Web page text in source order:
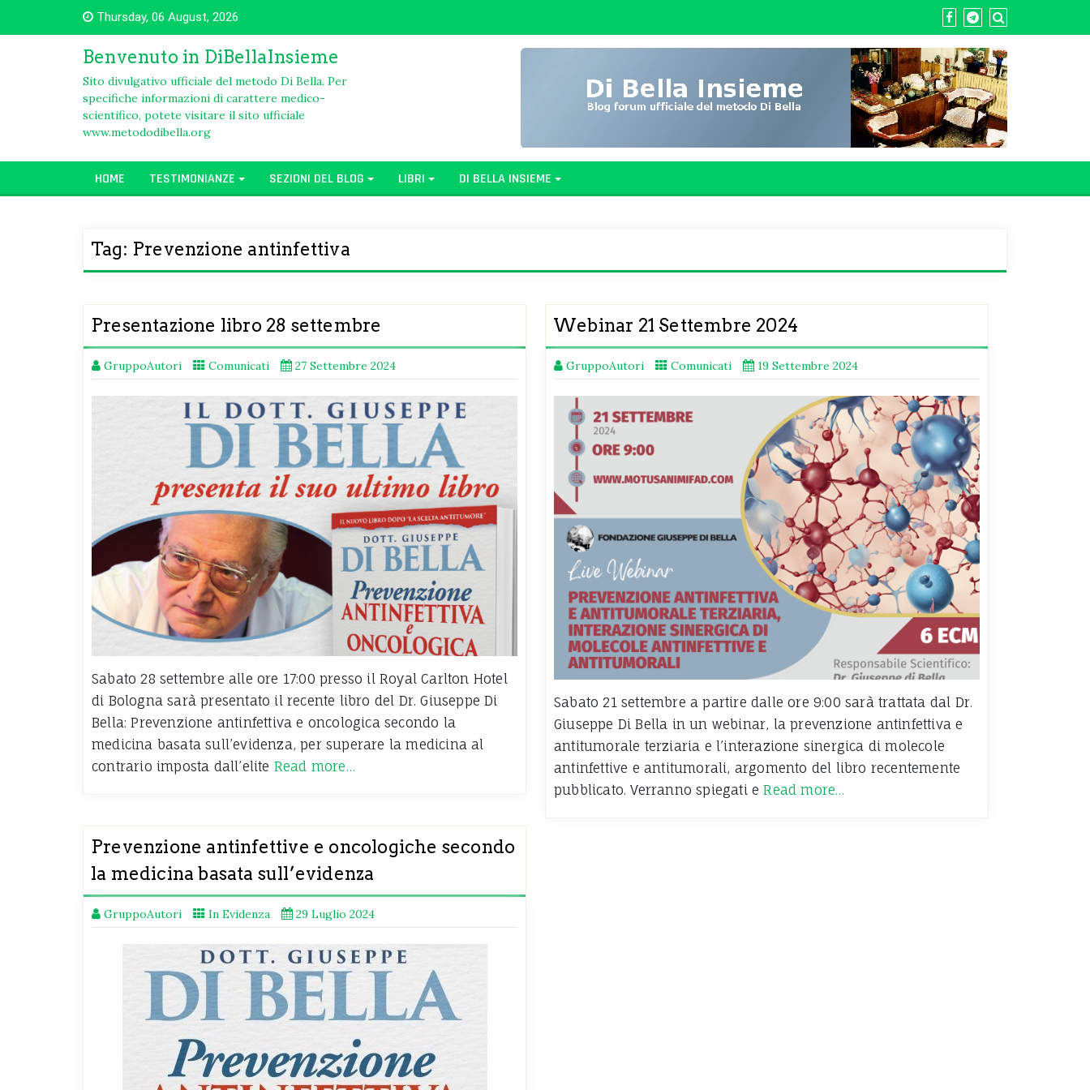
Thursday, 06 August, 2026
Benvenuto in DiBellaInsieme
Sito divulgativo ufficiale del metodo Di Bella. Per
specifiche informazioni di carattere medico-
scientifico, potete visitare il sito ufficiale
www.metododibella.org
HOME TESTIMONIANZE SEZIONI DEL BLOG LIBRI DI BELLA INSIEME
Tag: Prevenzione antinfettiva
Presentazione libro 28 settembre
GruppoAutori Comunicati 27 Settembre 2024
Sabato 28 settembre alle ore 17:00 presso il Royal Carlton Hotel
di Bologna sarà presentato il recente libro del Dr. Giuseppe Di
Bella: Prevenzione antinfettiva e oncologica secondo la
medicina basata sull’evidenza, per superare la medicina al
contrario imposta dall’elite Read more…
Webinar 21 Settembre 2024
GruppoAutori Comunicati 19 Settembre 2024
Sabato 21 settembre a partire dalle ore 9:00 sarà trattata dal Dr.
Giuseppe Di Bella in un webinar, la prevenzione antinfettiva e
antitumorale terziaria e l’interazione sinergica di molecole
antinfettive e antitumorali, argomento del libro recentemente
pubblicato. Verranno spiegati eRead more…
Prevenzione antinfettive e oncologiche secondo
la medicina basata sull’evidenza
GruppoAutori In Evidenza 29 Luglio 2024